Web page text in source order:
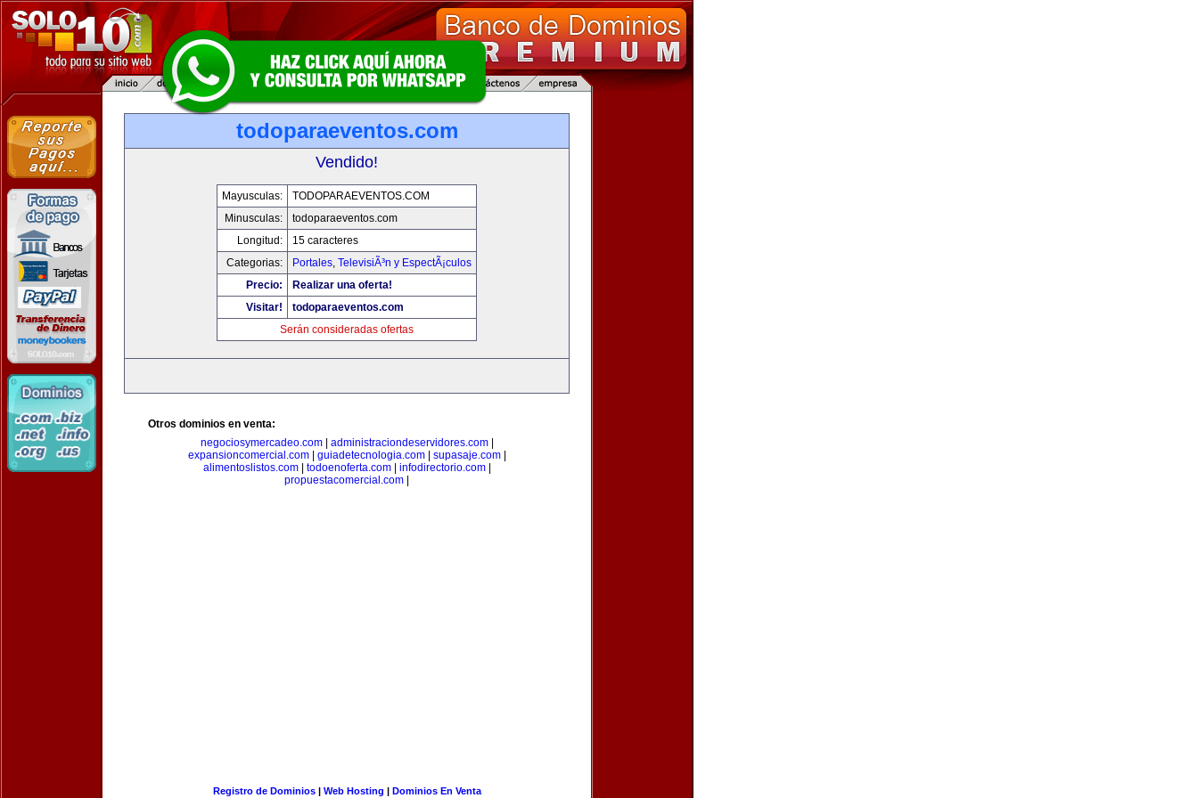
todoparaeventos.com
Vendido!
Mayusculas:
TODOPARAEVENTOS.COM
Minusculas:
todoparaeventos.com
Longitud:
15 caracteres
Categorias:
Portales, TelevisiÃ³n y EspectÃ¡culos
Precio:
Realizar una oferta!
Visitar!
todoparaeventos.com
Serán consideradas ofertas
Otros dominios en venta:
negociosymercadeo.com| administraciondeservidores.com|
expansioncomercial.com| guiadetecnologia.com| supasaje.com|
alimentoslistos.com| todoenoferta.com| infodirectorio.com|
propuestacomercial.com
Registro de Dominios| Web Hosting | Dominios En Venta